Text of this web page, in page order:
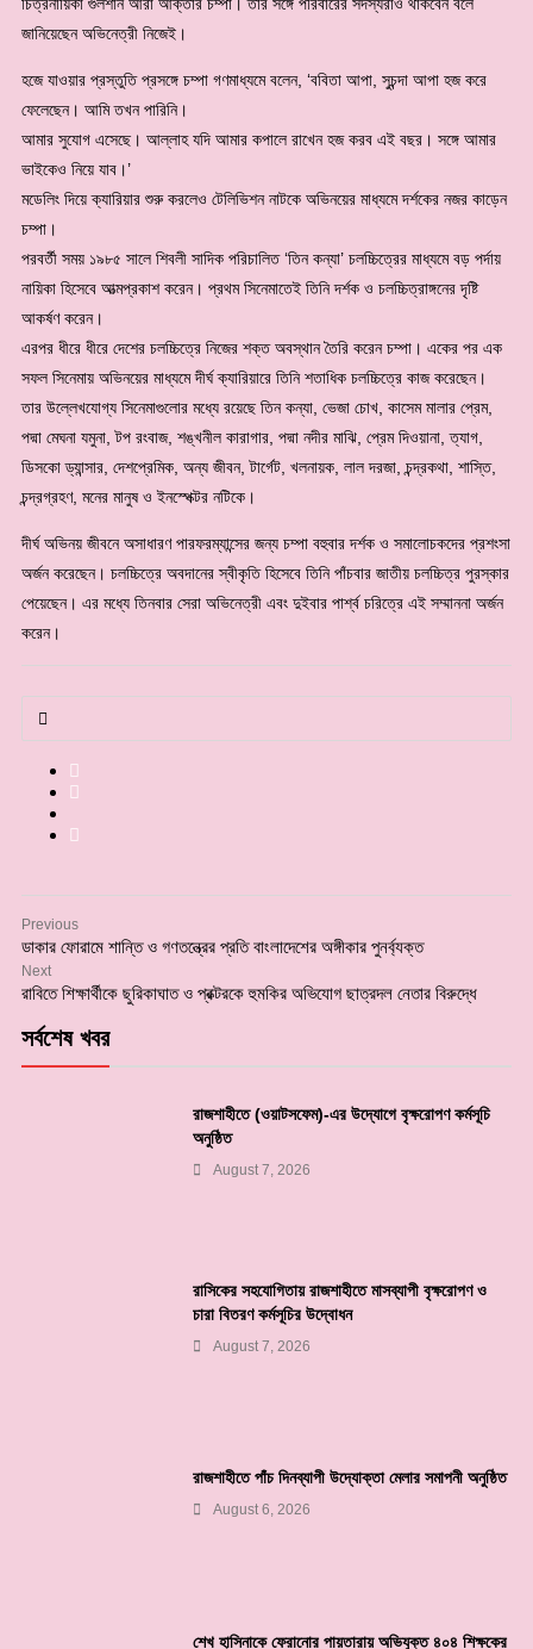
জানিয়েছেন অভিনেত্রী নিজেই।
হজে যাওয়ার প্রস্তুতি প্রসঙ্গে চম্পা গণমাধ্যমে বলেন, ‘ববিতা আপা, সুচন্দা আপা হজ করে
ফেলেছেন। আমি তখন পারিনি।
আমার সুযোগ এসেছে। আল্লাহ যদি আমার কপালে রাখেন হজ করব এই বছর। সঙ্গে আমার
ভাইকেও নিয়ে যাব।’
মডেলিং দিয়ে ক্যারিয়ার শুরু করলেও টেলিভিশন নাটকে অভিনয়ের মাধ্যমে দর্শকের নজর কাড়েন
চম্পা।
পরবর্তী সময় ১৯৮৫ সালে শিবলী সাদিক পরিচালিত ‘তিন কন্যা’ চলচ্চিত্রের মাধ্যমে বড় পর্দায়
নায়িকা হিসেবে আত্মপ্রকাশ করেন। প্রথম সিনেমাতেই তিনি দর্শক ও চলচ্চিত্রাঙ্গনের দৃষ্টি
আকর্ষণ করেন।
এরপর ধীরে ধীরে দেশের চলচ্চিত্রে নিজের শক্ত অবস্থান তৈরি করেন চম্পা। একের পর এক
সফল সিনেমায় অভিনয়ের মাধ্যমে দীর্ঘ ক্যারিয়ারে তিনি শতাধিক চলচ্চিত্রে কাজ করেছেন।
তার উল্লেখযোগ্য সিনেমাগুলোর মধ্যে রয়েছে তিন কন্যা, ভেজা চোখ, কাসেম মালার প্রেম,
পদ্মা মেঘনা যমুনা, টপ রংবাজ, শঙ্খনীল কারাগার, পদ্মা নদীর মাঝি, প্রেম দিওয়ানা, ত্যাগ,
ডিসকো ড্যান্সার, দেশপ্রেমিক, অন্য জীবন, টার্গেট, খলনায়ক, লাল দরজা, চন্দ্রকথা, শাস্তি,
চন্দ্রগ্রহণ, মনের মানুষ ও ইনস্পেক্টর নটিকে।
দীর্ঘ অভিনয় জীবনে অসাধারণ পারফরম্যান্সের জন্য চম্পা বহুবার দর্শক ও সমালোচকদের প্রশংসা
অর্জন করেছেন। চলচ্চিত্রে অবদানের স্বীকৃতি হিসেবে তিনি পাঁচবার জাতীয় চলচ্চিত্র পুরস্কার
পেয়েছেন। এর মধ্যে তিনবার সেরা অভিনেত্রী এবং দুইবার পার্শ্ব চরিত্রে এই সম্মাননা অর্জন
করেন।
Previous
ডাকার ফোরামে শান্তি ও গণতন্ত্রের প্রতি বাংলাদেশের অঙ্গীকার পুনর্ব্যক্ত
Next
রাবিতে শিক্ষার্থীকে ছুরিকাঘাত ও প্রক্টরকে হুমকির অভিযোগ ছাত্রদল নেতার বিরুদ্ধে
সর্বশেষ খবর
রাজশাহীতে (ওয়াটসফেম)-এর উদ্যোগে বৃক্ষরোপণ কর্মসূচি
অনুষ্ঠিত
August 7, 2026
রাসিকের সহযোগিতায় রাজশাহীতে মাসব্যাপী বৃক্ষরোপণ ও
চারা বিতরণ কর্মসূচির উদ্বোধন
August 7, 2026
রাজশাহীতে পাঁচ দিনব্যাপী উদ্যোক্তা মেলার সমাপনী অনুষ্ঠিত
August 6, 2026
শেখ হাসিনাকে ফেরানোর পায়তারায় অভিযুক্ত ৪০৪ শিক্ষকের